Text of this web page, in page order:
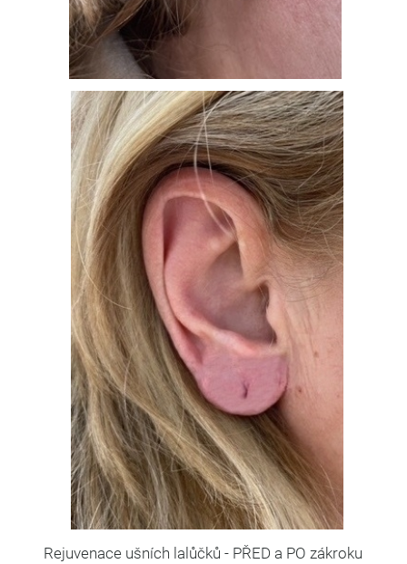
Rejuvenace ušních lalůčků - PŘED a PO zákroku